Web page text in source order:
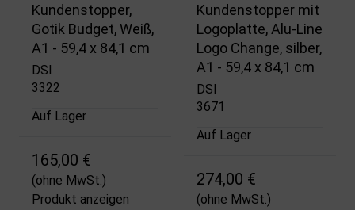
Kundenstopper,
Gotik Budget, Weiß,
A1 - 59,4 x 84,1 cm
DSI
3322
Auf Lager
165,00 €
(ohne MwSt.)
Produkt anzeigen
Kundenstopper mit
Logoplatte, Alu-Line
Logo Change, silber,
A1 - 59,4 x 84,1 cm
DSI
3671
Auf Lager
274,00 €
(ohne MwSt.)